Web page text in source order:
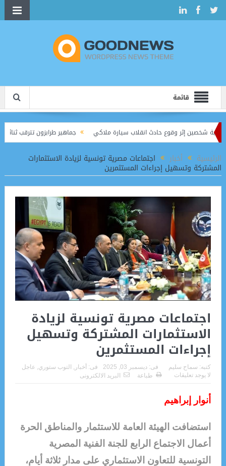
قائمة
شخصين إثر وقوع حادث انقلاب سيارة ملاكي جماهير طرابزون تترقب ثنائية
الرئيسية أخبار اجتماعات مصرية تونسية لزيادة الاستثمارات
المشتركة وتسهيل إجراءات المستثمرين
اجتماعات مصرية تونسية لزيادة
الاستثمارات المشتركة وتسهيل
إجراءات المستثمرين
كتبه: سماح سليم فى: ديسمبر 03, 2025 فى: أخبار , التوب ستوري, عاجل
لا يوجد تعليقات
طباعة البريد الالكترونى
أنوار إبراهيم
استضافت الهيئة العامة للاستثمار والمناطق الحرة
أعمال الاجتماع الرابع للجنة الفنية المصرية
التونسية للتعاون الاستثماري على مدار ثلاثة أيام،